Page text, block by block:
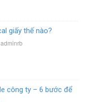
giấy thế nào?
adminrb
công ty – 6 bước để